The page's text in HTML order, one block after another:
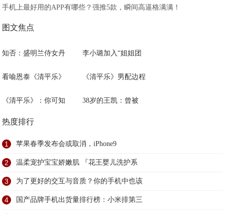
手机上最好用的APP有哪些？强推5款，瞬间高逼格满满！
图文焦点
知否：盛明兰侍女丹 李小璐加入“姐姐团
看喻恩泰《清平乐》 《清平乐》男配边程
《清平乐》：你可知 38岁的王凯：曾被
热度排行
1 苹果春季发布会或取消，iPhone9
2 温柔宠护宝宝娇嫩肌 『花王婴儿洗护系
3 为了更好的交互与音质？你的手机中也该
4 国产品牌手机出货量排行榜：小米排第三